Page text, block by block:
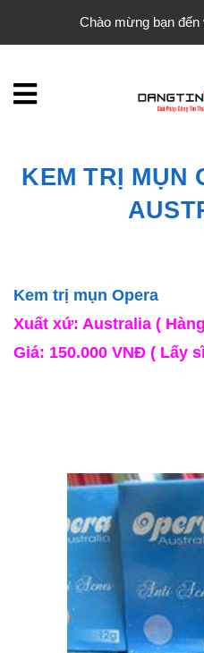
Chào mừng bạn
KEM TRỊ MỤN
Kem trị mụn Opera
Xuất xứ: Australia (
Giá: 150.000 VNĐ ( Lấy